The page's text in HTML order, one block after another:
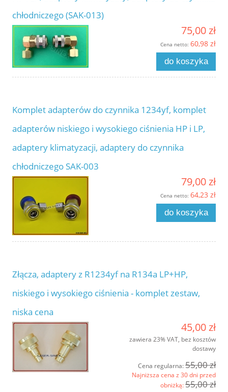
chłodniczego (SAK-013)
75,00 zł
Cena netto: 60,98 zł
do koszyka
Komplet adapterów do czynnika 1234yf, komplet
adapterów niskiego i wysokiego ciśnienia HP i LP,
adaptery klimatyzacji, adaptery do czynnika
chłodniczego SAK-003
79,00 zł
Cena netto: 64,23 zł
do koszyka
Złącza, adaptery z R1234yf na R134a LP+HP,
niskiego i wysokiego ciśnienia - komplet zestaw,
niska cena
45,00 zł
zawiera 23% VAT, bez kosztów
dostawy
Cena regularna:55,00 zł
Najniższa cena z 30 dni przed
obniżką:55,00 zł